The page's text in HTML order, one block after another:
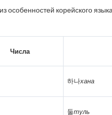
особенностей корейского
Числа
하나хана
둘туль